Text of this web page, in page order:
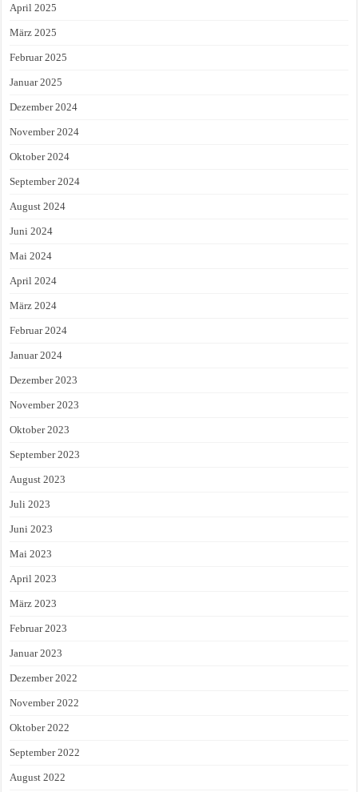
April 2025
März 2025
Februar 2025
Januar 2025
Dezember 2024
November 2024
Oktober 2024
September 2024
August 2024
Juni 2024
Mai 2024
April 2024
März 2024
Februar 2024
Januar 2024
Dezember 2023
November 2023
Oktober 2023
September 2023
August 2023
Juli 2023
Juni 2023
Mai 2023
April 2023
März 2023
Februar 2023
Januar 2023
Dezember 2022
November 2022
Oktober 2022
September 2022
August 2022